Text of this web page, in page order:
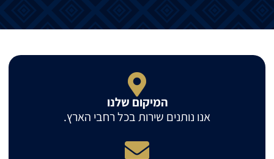
המיקום שלנו
אנו נותנים שירות בכל רחבי הארץ.